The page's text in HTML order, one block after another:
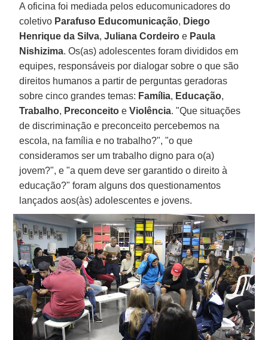
A oficina foi mediada pelos educomunicadores do
coletivo Parafuso Educomunicação, Diego
Henrique da Silva,Juliana Cordeiro e Paula
Nishizima. Os(as) adolescentes foram divididos em
equipes, responsáveis por dialogar sobre o que são
direitos humanos a partir de perguntas geradoras
sobre cinco grandes temas: Família, Educação,
Trabalho, Preconceito eViolência. "Que situações
de discriminação e preconceito percebemos na
escola, na família e no trabalho?", "o que
consideramos ser um trabalho digno para o(a)
jovem?", e "a quem deve ser garantido o direito à
educação?" foram alguns dos questionamentos
lançados aos(às) adolescentes e jovens.